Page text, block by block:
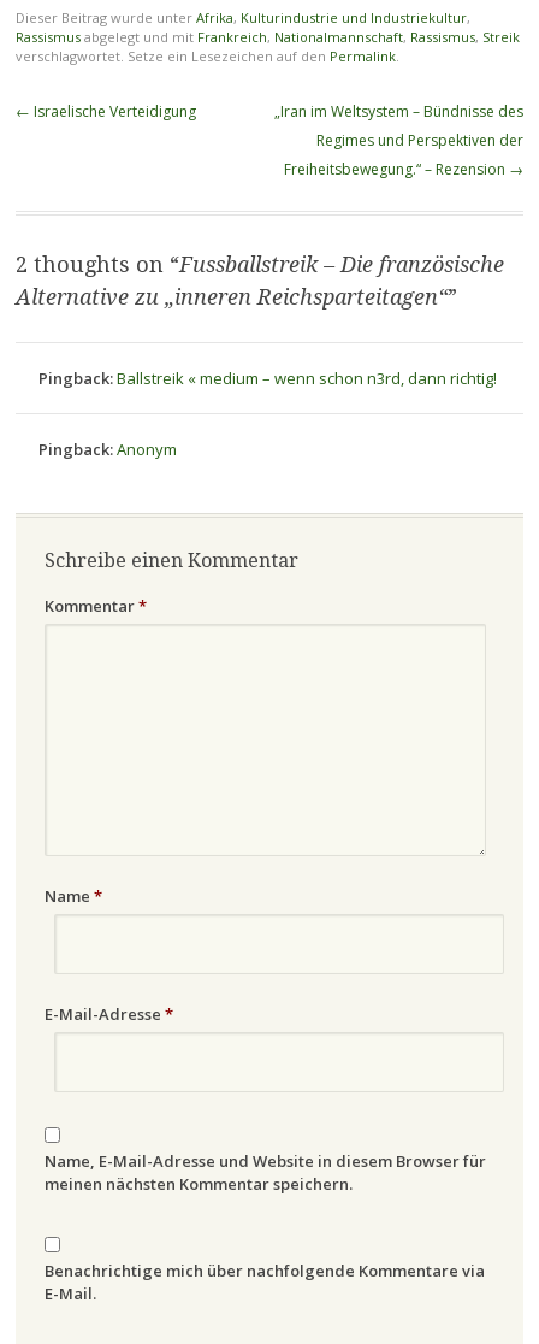
Dieser Beitrag wurde unter Afrika, Kulturindustrie und Industriekultur,
Rassismusabgelegt und mit Frankreich, Nationalmannschaft, Rassismus, Streik
verschlagwortet. Setze ein Lesezeichen auf den Permalink.
Beitragsnavigation
← Israelische Verteidigung
„Iran im Weltsystem – Bündnisse des
Regimes und Perspektiven der
Freiheitsbewegung.“ – Rezension →
2 thoughts on “Fussballstreik – Die französische
Alternative zu „inneren Reichsparteitagen“”
Pingback:Ballstreik « medium – wenn schon n3rd, dann richtig!
Pingback:Anonym
Schreibe einen Kommentar
Kommentar*
Name *
E-Mail-Adresse *
Name, E-Mail-Adresse und Website in diesem Browser für
meinen nächsten Kommentar speichern.
Benachrichtige mich über nachfolgende Kommentare via
E-Mail.